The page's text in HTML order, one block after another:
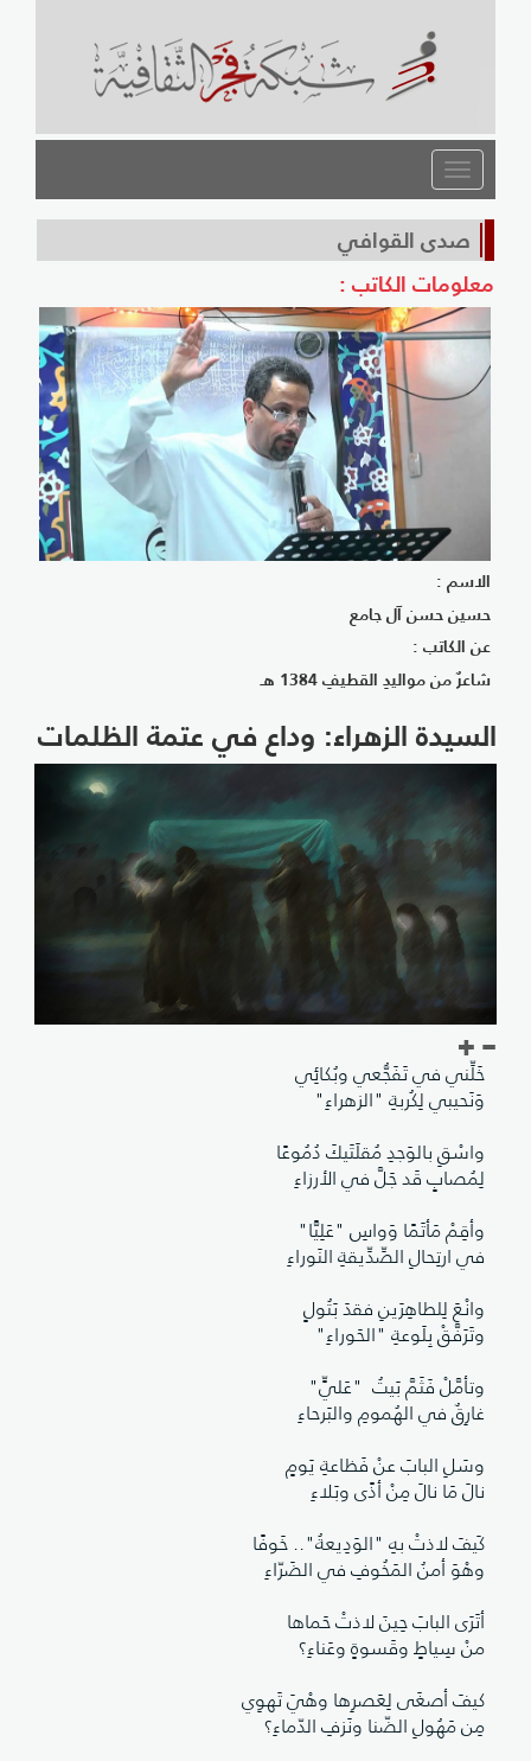
القائمة
صدى القوافي
معلومات الكاتب :
الاسم :
حسين حسن آل جامع
عن الكاتب :
شاعرٌ من مواليدِ القطيفِ 1384 هـ
السيدة الزهراء: وداع في عتمة الظلمات
خَلِّني في تَفَجُّعي وبُكائِي
وَنَحيبي لِكُربةِ "الزهراءِ"
واسْقِ بالوَجدِ مُقلَتَيكَ دُمُوعًا
لِمُصابٍ قَد جَلَّ في الأرزاءِ
وأقِمْ مَأتَمًا وَواسِ "عَلِيًّا"
في ارتِحالِ الصِّدِّيقةِ النَوراءِ
وانْعَ لِلطاهِرَينِ فقدَ بَتُولٍ
وتَرَفَّقْ بِلَوعةِ "الحَوراءِ"
وتأمَّلْ فَثَمَّ بَيتُ "عَليٍّ"
غارِقٌ في الهُمومِ والبَرحاءِ
وسَلِ البابَ عنْ فَظاعةِ يَومٍ
نالَ مَا نالَ مِنْ أذًى وبَلاءِ
كَيفَ لاذتْ بهِ "الوَدِيعةُ".. خَوفًا
وهْوَ أمنُ المَخُوفِ في الضَرّاءِ
أتَرَى البابَ حِينَ لاذتْ حَماها
منْ سِياطٍ وقَسوةٍ وعَناءِ؟
كيفَ أصغَى لِعَصرِها وهْيَ تَهوِي
مِن مَهُولِ الضّنا ونَزفِ الدّماءِ؟